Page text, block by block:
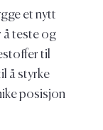
et nytt
teste og
til
å styrke
posisjon